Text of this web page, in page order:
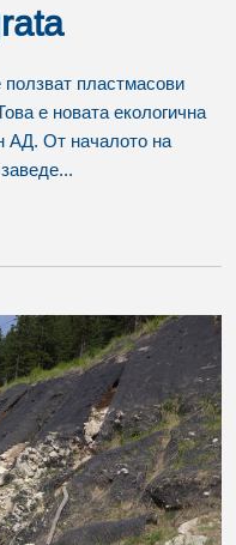
пластмасови
е новата екологична
АД. От началото на